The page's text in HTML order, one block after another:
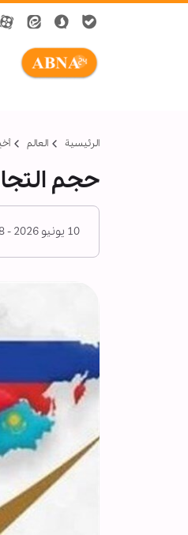
الرئيسية العالم
حجم
10 يونيو 2026 - 13:38